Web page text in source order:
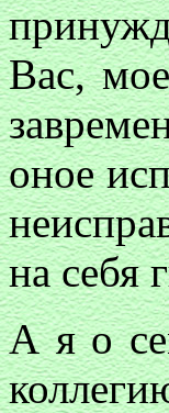
Вас,
оное
на себя
А я о